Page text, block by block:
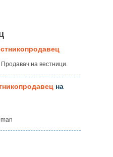
Продавач на вестници.
на